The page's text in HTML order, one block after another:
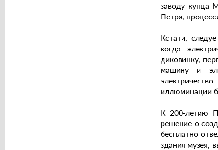
заводу купца
Петра,
Кстати,
когда
диковинку,
машину и
иллюминации
К 200-летию
решение о
бесплатно
здания музея,